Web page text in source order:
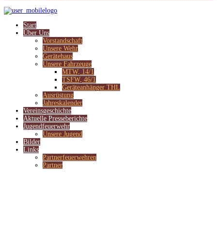
Start
Über Uns
Vorstandschaft
Unsere Wehr
Gerätehaus
Unsere Fahrzeuge
MTW, 14/1
TSFW, 46/1
Geräteanhänger THL
Ausrüstung
Jahreskalender
Vereinsgeschichte
Aktuelle Presseberichte
Jugendfeuerwehr
Unsere Jugend
Bilder
Links
Partnerfeuerwehren
Partner